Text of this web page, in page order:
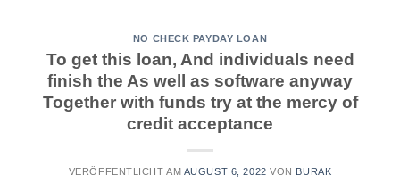
NO CHECK PAYDAY LOAN
To get this loan, And individuals need
finish the As well as software anyway
Together with funds try at the mercy of
credit acceptance
VERÖFFENTLICHT AM AUGUST 6, 2022 VON BURAK